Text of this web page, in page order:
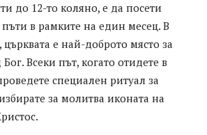
до 12-то коляно, е да посети
в рамките на един месец. В
е най-доброто място за
Всеки път, когато отидете в
специален ритуал за
за молитва иконата на